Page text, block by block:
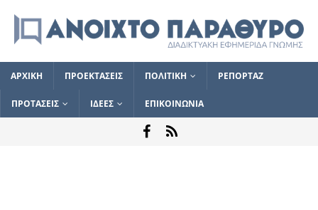
ΑΡΧΙΚΗ ΠΡΟΕΚΤΑΣΕΙΣ ΠΟΛΙΤΙΚΗ ΡΕΠΟΡΤΑΖ
ΠΡΟΤΑΣΕΙΣ ΙΔΕΕΣ ΕΠΙΚΟΙΝΩΝΙΑ